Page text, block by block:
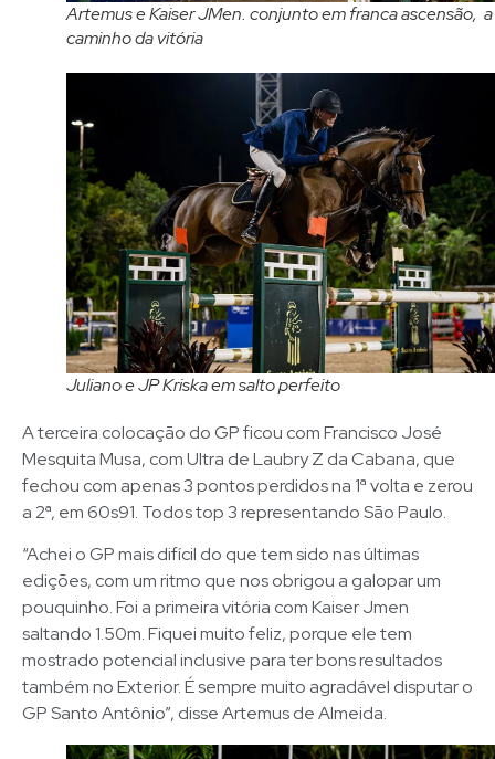
Artemus e Kaiser JMen. conjunto em franca ascensão, a
caminho da vitória
Juliano e JP Kriska em salto perfeito
A terceira colocação do GP ficou com Francisco José
Mesquita Musa, com Ultra de Laubry Z da Cabana, que
fechou com apenas 3 pontos perdidos na 1ª volta e zerou
a 2ª, em 60s91. Todos top 3 representando São Paulo.
“Achei o GP mais difícil do que tem sido nas últimas
edições, com um ritmo que nos obrigou a galopar um
pouquinho. Foi a primeira vitória com Kaiser Jmen
saltando 1.50m. Fiquei muito feliz, porque ele tem
mostrado potencial inclusive para ter bons resultados
também no Exterior. É sempre muito agradável disputar o
GP Santo Antônio”, disse Artemus de Almeida.